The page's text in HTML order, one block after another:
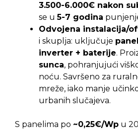
3.500-6.000€ nakon
se u5-7 godina
Odvojena instalacija/
i skuplja: uključuje
inverter + baterije.
sunca, pohranjujući
noću. Savršeno za
mreže, iako manje
urbanih slučajeva.
S panelima po ~0,25€/Wp u